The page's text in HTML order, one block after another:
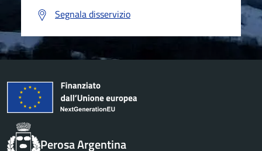
Segnala disservizio
Perosa Argentina